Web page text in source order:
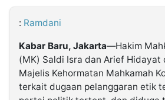
: Ramdani
Kabar Baru, Jakarta—Hakim
(MK) Saldi Isra dan Arief Hidayat
Majelis Kehormatan Mahkamah
terkait dugaan pelanggaran etik